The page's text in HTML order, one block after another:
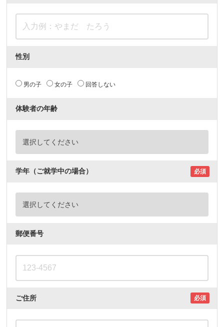
性別
男の子 女の子 回答しない
体験者の年齢
学年（ご就学中の場合） 必須
郵便番号
ご住所 必須